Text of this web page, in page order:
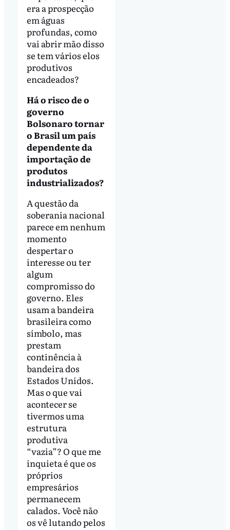
era a prospecção
em águas
profundas, como
vai abrir mão disso
se tem vários elos
produtivos
encadeados?
Há o risco de o
governo
Bolsonaro tornar
o Brasil um país
dependente da
importação de
produtos
industrializados?
A questão da
soberania nacional
parece em nenhum
momento
despertar o
interesse ou ter
algum
compromisso do
governo. Eles
usam a bandeira
brasileira como
símbolo, mas
prestam
continência à
bandeira dos
Estados Unidos.
Mas o que vai
acontecer se
tivermos uma
estrutura
produtiva
“vazia”? O que me
inquieta é que os
próprios
empresários
permanecem
calados. Você não
os vê lutando pelos